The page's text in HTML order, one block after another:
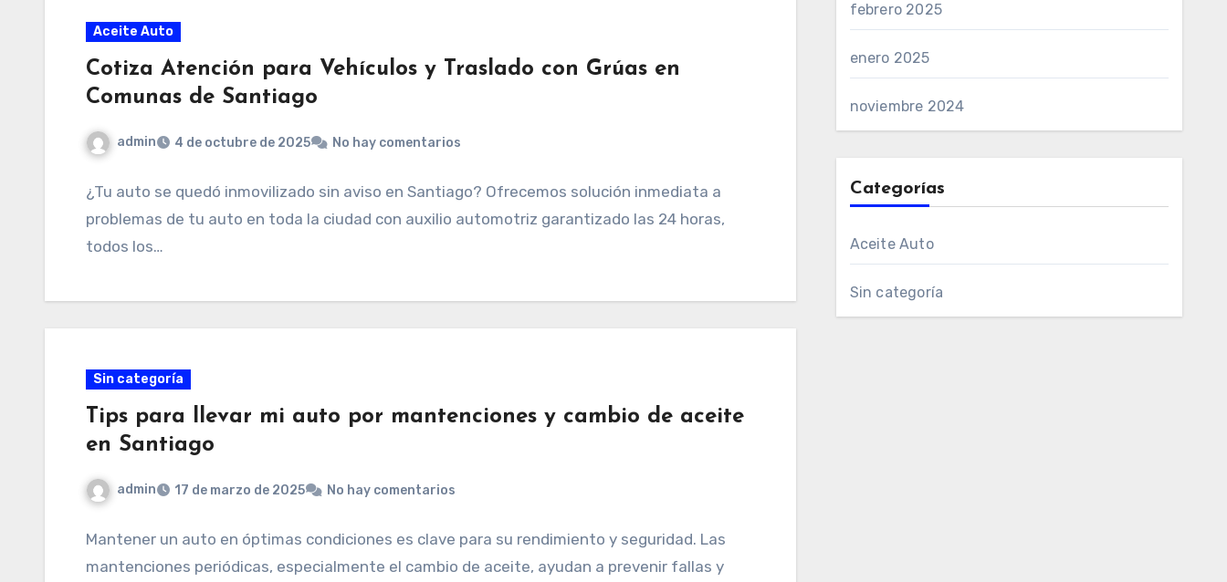
Aceite Auto
Cotiza Atención para Vehículos y Traslado con Grúas en
Comunas de Santiago
admin 4 de octubre de 2025 No hay comentarios
¿Tu auto se quedó inmovilizado sin aviso en Santiago? Ofrecemos solución inmediata a
problemas de tu auto en toda la ciudad con auxilio automotriz garantizado las 24 horas,
todos los…
Sin categoría
Tips para llevar mi auto por mantenciones y cambio de aceite
en Santiago
admin 17 de marzo de 2025 No hay comentarios
Mantener un auto en óptimas condiciones es clave para su rendimiento y seguridad. Las
mantenciones periódicas, especialmente el cambio de aceite, ayudan a prevenir fallas y
febrero 2025
enero 2025
noviembre 2024
Categorías
Aceite Auto
Sin categoría